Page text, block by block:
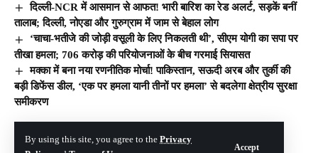
By using this site, you agree to the Privacy
Accept
दिल्ली-NCR में आसमान से आफत! भारी बारिश का रेड अलर्ट, सड़कें बनीं
तालाब; दिल्ली, नोएडा और गुरुग्राम में जाम से बेहाल लोग
‘चाचा-भतीजे की जोड़ी वसूली के लिए निकलती थी’, सीएम योगी का सपा पर
तीखा हमला; 706 करोड़ की परियोजनाओं के बीच गरमाई सियासत
मक्का में बना नया रणनीतिक मोर्चा! पाकिस्तान, सऊदी अरब और तुर्की की
बड़ी डिफेंस डील, ‘एक पर हमला यानी तीनों पर हमला’ से बदलेगा क्षेत्रीय सुरक्षा
समीकरण
© The Hill India. All Rights Reserved | Developed By: Tech Yard Labs